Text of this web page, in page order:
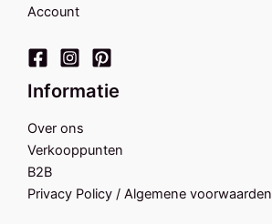
Account
Informatie
Over ons
Verkooppunten
B2B
Privacy Policy / Algemene voorwaarden